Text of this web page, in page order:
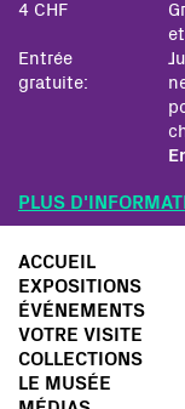
4 CHF
Entrée
gratuite:
PLUS
ACCUEIL
EXPOSITIONS
ÉVÉNEMENTS
VOTRE VISITE
COLLECTIONS
LE MUSÉE